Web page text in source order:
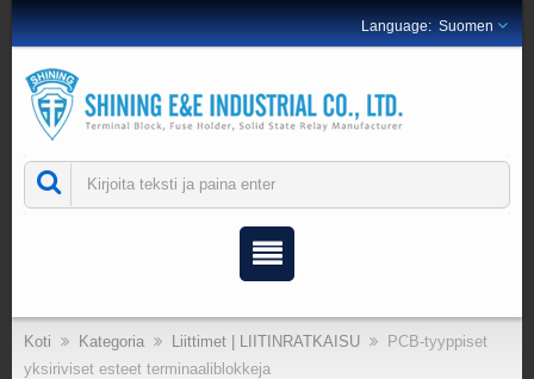
Suomen
Koti Kategoria Liittimet | LIITINRATKAISU
PCB-tyyppiset
yksiriviset esteet terminaaliblokkeja